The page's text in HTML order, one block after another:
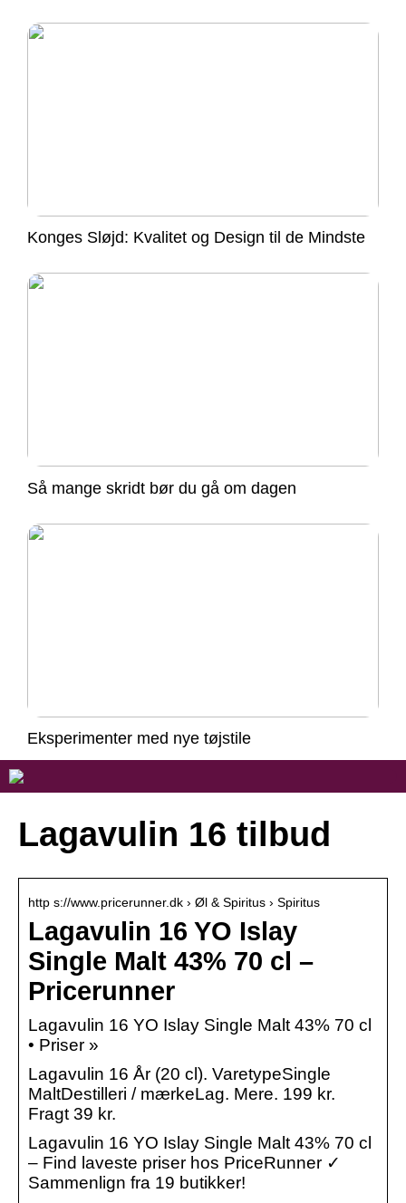
Konges Sløjd: Kvalitet og Design til de Mindste
Så mange skridt bør du gå om dagen
Eksperimenter med nye tøjstile
Lagavulin 16 tilbud
http s://www.pricerunner.dk › Øl & Spiritus › Spiritus
Lagavulin 16 YO Islay
Single Malt 43% 70 cl –
Pricerunner
Lagavulin 16 YO Islay Single Malt 43% 70 cl
• Priser »
Lagavulin 16 År (20 cl). VaretypeSingle
MaltDestilleri / mærkeLag. Mere. 199 kr.
Fragt 39 kr.
Lagavulin 16 YO Islay Single Malt 43% 70 cl
– Find laveste priser hos PriceRunner ✓
Sammenlign fra 19 butikker!